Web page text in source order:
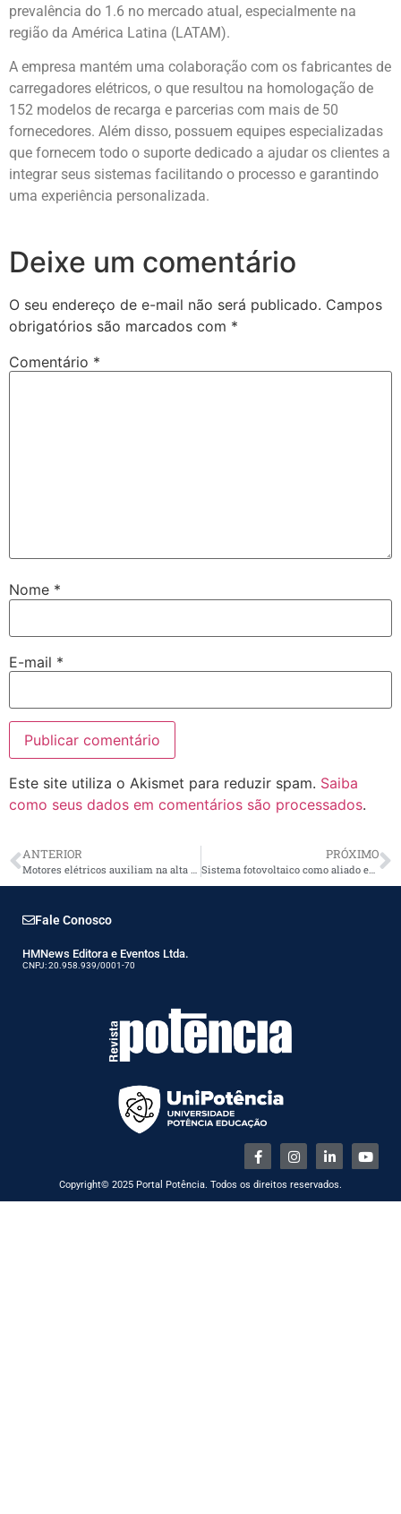
prevalência do 1.6 no mercado atual, especialmente na
região da América Latina (LATAM).
A empresa mantém uma colaboração com os fabricantes de
carregadores elétricos, o que resultou na homologação de
152 modelos de recarga e parcerias com mais de 50
fornecedores. Além disso, possuem equipes especializadas
que fornecem todo o suporte dedicado a ajudar os clientes a
integrar seus sistemas facilitando o processo e garantindo
uma experiência personalizada.
Deixe um comentário
O seu endereço de e-mail não será publicado. Campos
obrigatórios são marcados com *
Comentário *
Nome *
E-mail *
Este site utiliza o Akismet para reduzir spam. Saiba
como seus dados em comentários são processados.
ANTERIOR
Motores elétricos auxiliam na alta produção de café e economia do setor
PRÓXIMO
Sistema fotovoltaico como aliado estratégico do negócio no setor industrial
Fale Conosco
HMNews Editora e Eventos Ltda.
CNPJ: 20.958.939/0001-70
Copyright© 2025 Portal Potência. Todos os direitos reservados.